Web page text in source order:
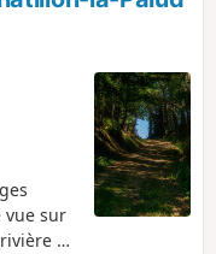
vue sur
de